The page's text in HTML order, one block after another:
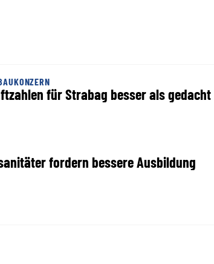
für Strabag besser als gedacht
fordern bessere Ausbildung